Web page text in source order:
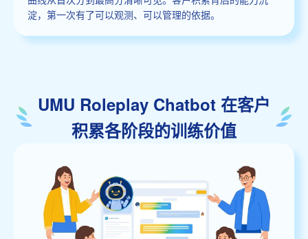
淀，第一次有了可以观测、可以管理的依据。
UMU Roleplay Chatbot 在客户
积累各阶段的训练价值